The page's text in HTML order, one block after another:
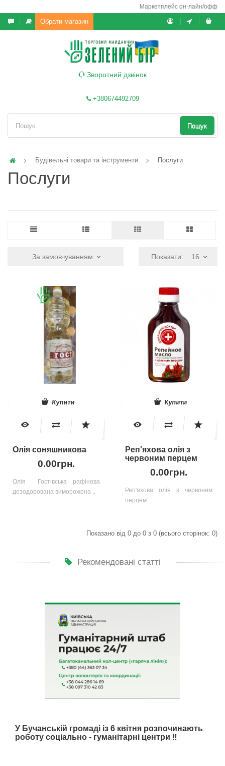
Маркетплейс он-лайн/офф-
Обрати магазин
Зворотний дзвінок
+380674492709
Пошук
Будівельні товари та інструменти Послуги
Послуги
За замовчуванням Показати: 16
Купити
Олія соняшникова
0.00грн.
Олія Гостівська рафінова
дезодорована виморожена ..
Купити
Реп'яхова олія з
червоним перцем
0.00грн.
Реп'яхова олія з червоним
перцем..
Показано від 0 до 0 з 0 (всього сторінок: 0)
Рекомендовані статті
У Бучанській громаді із 6 квітня розпочинають
роботу соціально - гуманітарні центри ‼️